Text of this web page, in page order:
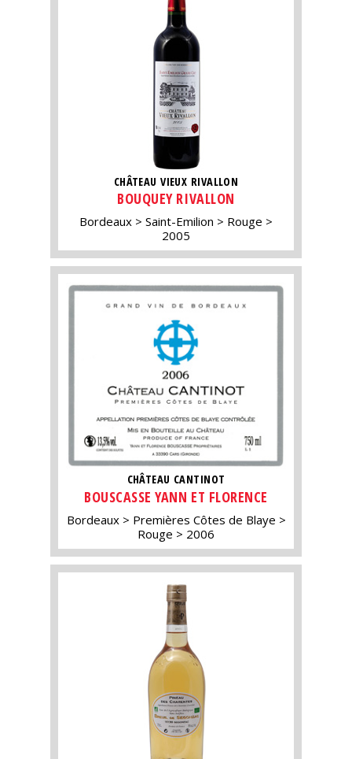
CHÂTEAU VIEUX RIVALLON
BOUQUEY RIVALLON
Bordeaux Saint-Emilion
Rouge
2005
CHÂTEAU CANTINOT
BOUSCASSE YANN ET FLORENCE
Bordeaux
Premières Côtes de Blaye
Rouge
2006